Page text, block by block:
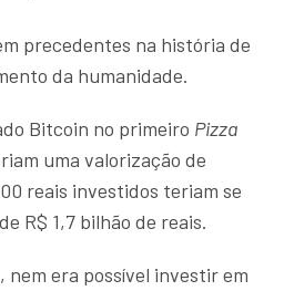
precedentes na história de
da humanidade.
Bitcoin no primeiro Pizza
uma valorização de
reais investidos teriam se
R$ 1,7 bilhão de reais.
nem era possível investir em